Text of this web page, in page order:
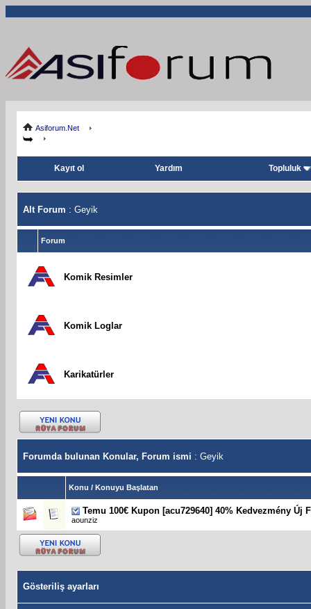
Asiforum.Net
Kayıt ol Yardım Topluluk
Alt Forum : Geyik
Forum
Komik Resimler
Komik Loglar
Karikatürler
Forumda bulunan Konular, Forum ismi : Geyik
Konu / Konuyu Başlatan
Temu 100€ Kupon [acu729640] 40% Kedvezmény Új
aounziz
Gösteriliş ayarları